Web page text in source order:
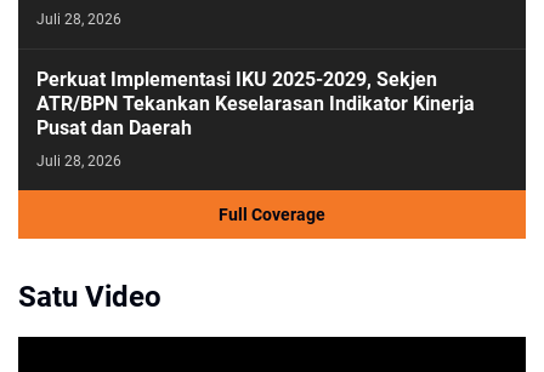
Juli 28, 2026
Perkuat Implementasi IKU 2025-2029, Sekjen
ATR/BPN Tekankan Keselarasan Indikator Kinerja
Pusat dan Daerah
Juli 28, 2026
Full Coverage
Satu Video